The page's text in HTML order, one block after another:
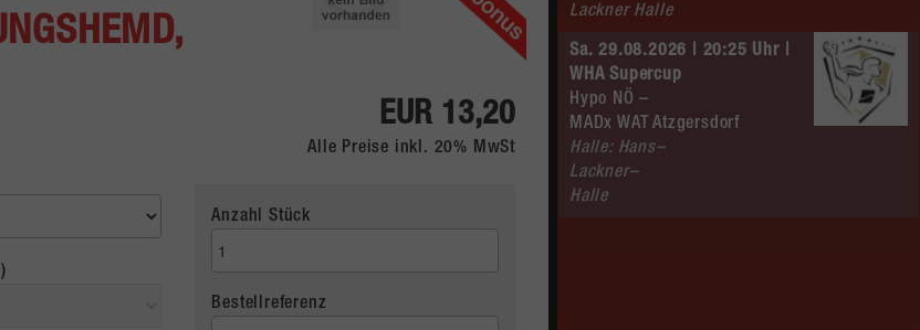
EUR 13,20
Alle Preise inkl. 20% MwSt
Anzahl Stück
Bestellreferenz
Lackner Halle
Sa. 29.08.2026 | 20:25 Uhr |
WHA Supercup
Hypo NÖ –
MADx WAT Atzgersdorf
Halle: Hans–
Lackner–
Halle